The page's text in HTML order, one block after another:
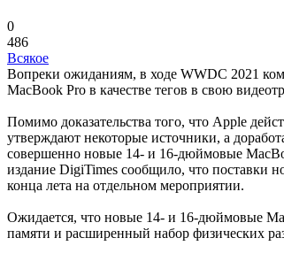
0
486
Всякое
Вопреки ожиданиям, в ходе WWDC 2021
MacBook Pro в качестве тегов в свою
Помимо доказательства того, что Apple
утверждают некоторые источники, а
совершенно новые 14- и 16-дюймовые
издание DigiTimes сообщило, что поставки
конца лета на отдельном мероприятии.
Ожидается, что новые 14- и 16-дюймовые
памяти и расширенный набор физических